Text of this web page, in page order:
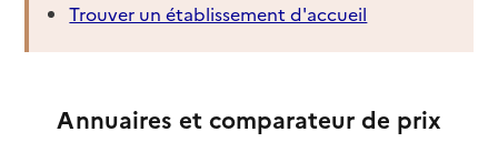
Trouver un établissement d'accueil
Annuaires et comparateur de prix